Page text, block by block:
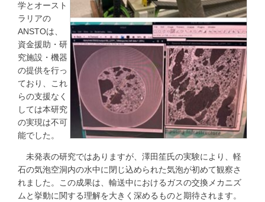
学とオースト
ラリアの
ANSTOは、
資金援助・研
究施設・機器
の提供を行っ
ており、これ
らの支援なく
しては本研究
の実現は不可
能でした。
未発表の研究ではありますが、澤田笙氏の実験により、軽
石の気泡空洞内の水中に閉じ込められた気泡が初めて観察さ
れました。この成果は、輸送中におけるガスの交換メカニズ
ムと挙動に関する理解を大きく深めるものと期待されます。